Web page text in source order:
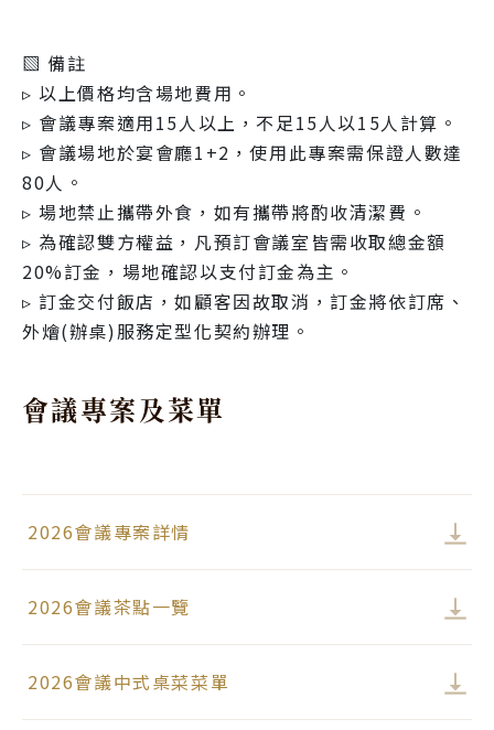
▧ 備註
▹ 以上價格均含場地費用。
▹ 會議專案適用15人以上，不足15人以15人計算。
▹ 會議場地於宴會廳1+2，使用此專案需保證人數達
80人。
▹ 場地禁止攜帶外食，如有攜帶將酌收清潔費。
▹ 為確認雙方權益，凡預訂會議室皆需收取總金額
20%訂金，場地確認以支付訂金為主。
▹ 訂金交付飯店，如顧客因故取消，訂金將依訂席、
外燴(辦桌)服務定型化契約辦理。
會議專案及菜單
2026會議專案詳情
2026會議茶點一覽
2026會議中式桌菜菜單